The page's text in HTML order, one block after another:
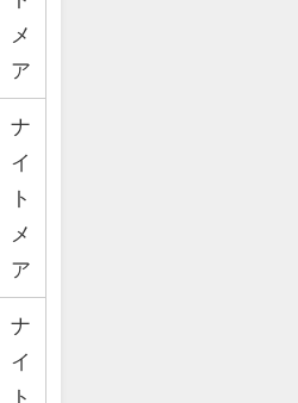
メ
ア
ナ
イ
ト
メ
ア
ナ
イ
ト